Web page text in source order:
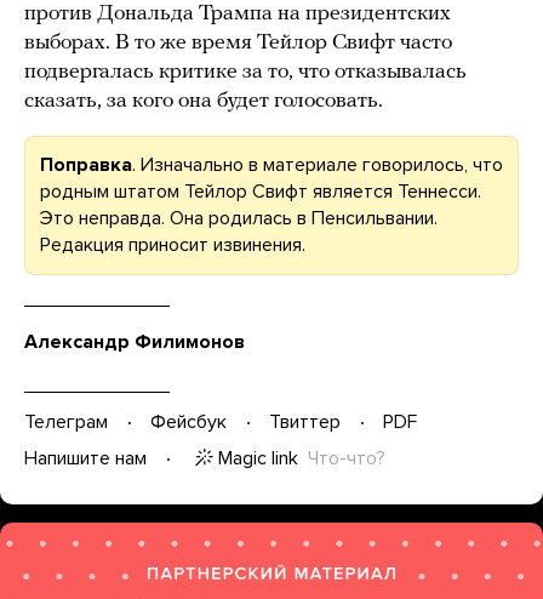
против Дональда Трампа на президентских
выборах. В то же время Тейлор Свифт часто
подвергалась критике за то, что отказывалась
сказать, за кого она будет голосовать.
Поправка. Изначально в материале говорилось, что
родным штатом Тейлор Свифт является Теннесси.
Это неправда. Она родилась в Пенсильвании.
Редакция приносит извинения.
Александр Филимонов
Телеграм Фейсбук Твиттер
PDF
Напишите нам
Magic link Что-что?